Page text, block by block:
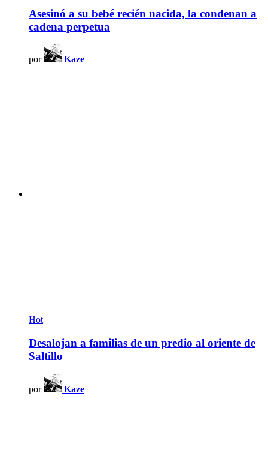
Asesinó a su bebé recién nacida, la condenan a
cadena perpetua
por Kaze
Hot
Desalojan a familias de un predio al oriente de
Saltillo
por Kaze